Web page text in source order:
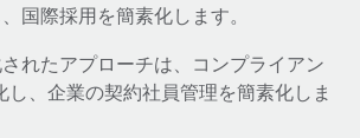
ップデート：GustoとXeroの統合お
世界のどこにいても、あらゆる規模の企業が
国際採用を簡素化します。
れたアプローチは、コンプライアン
し、企業の契約社員管理を簡素化しま